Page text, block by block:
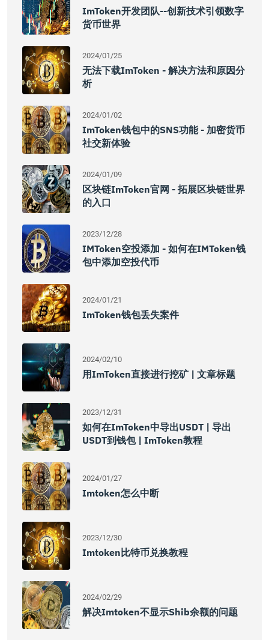
ImToken开发团队--创新技术引领数字
货币世界
2024/01/25
无法下载imToken - 解决方法和原因分
析
2024/01/02
ImToken钱包中的SNS功能 - 加密货币
社交新体验
2024/01/09
区块链imToken官网 - 拓展区块链世界
的入口
2023/12/28
IMToken空投添加 - 如何在iMToken钱
包中添加空投代币
2024/01/21
ImToken钱包丢失案件
2024/02/10
用imToken直接进行挖矿 | 文章标题
2023/12/31
如何在imToken中导出USDT | 导出
USDT到钱包 | ImToken教程
2024/01/27
Imtoken怎么中断
2023/12/30
Imtoken比特币兑换教程
2024/02/29
解决imtoken不显示shib余额的问题